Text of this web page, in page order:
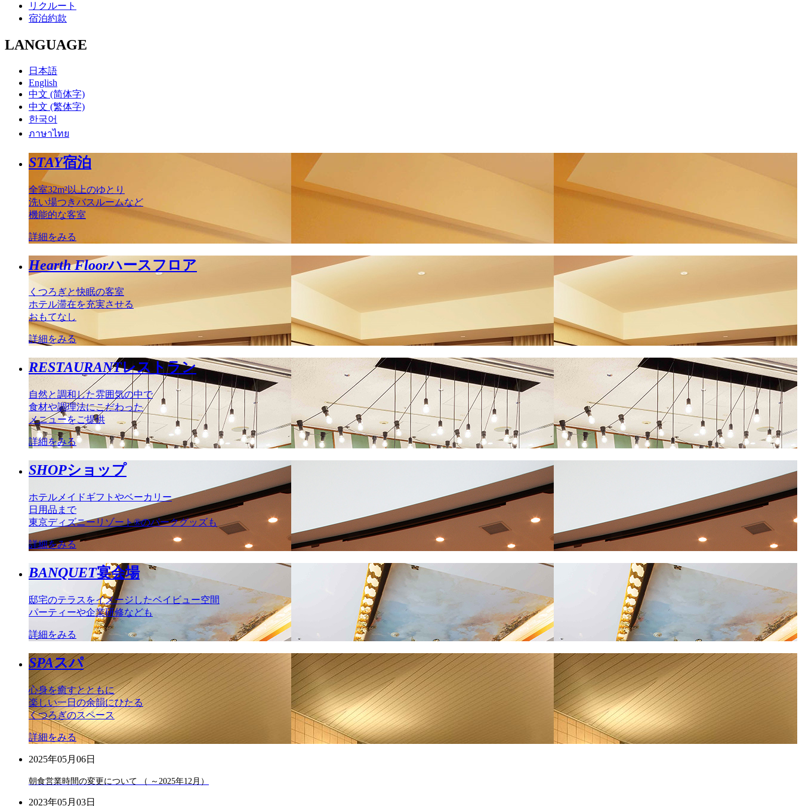
リクルート
宿泊約款
LANGUAGE
日本語
English
中文 (简体字)
中文 (繁体字)
한국어
ภาษาไทย
STAY宿泊
全室32m²以上のゆとり
洗い場つきバスルームなど
機能的な客室
詳細をみる
Hearth Floorハースフロア
くつろぎと快眠の客室
ホテル滞在を充実させる
おもてなし
詳細をみる
RESTAURANTレストラン
自然と調和した雰囲気の中で
食材や調理法にこだわった
メニューをご提供
詳細をみる
SHOPショップ
ホテルメイドギフトやベーカリー
日用品まで
東京ディズニーリゾート®のパークグッズも
詳細をみる
BANQUET宴会場
邸宅のテラスをイメージしたベイビュー空間
パーティーや企業研修なども
詳細をみる
SPAスパ
心身を癒すとともに
楽しい一日の余韻にひたる
くつろぎのスペース
詳細をみる
2025年05月06日
朝食営業時間の変更について （ ～2025年12月）
2023年05月03日